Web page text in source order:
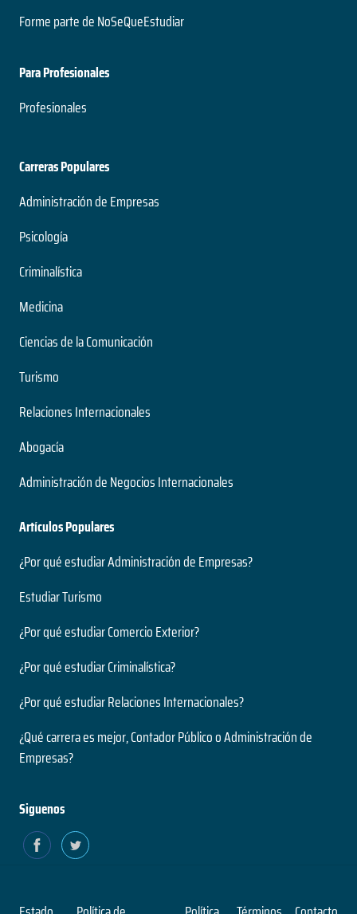
Forme parte de NoSeQueEstudiar
Para Profesionales
Profesionales
Carreras Populares
Administración de Empresas
Psicología
Criminalística
Medicina
Ciencias de la Comunicación
Turismo
Relaciones Internacionales
Abogacía
Administración de Negocios Internacionales
Artículos Populares
¿Por qué estudiar Administración de Empresas?
Estudiar Turismo
¿Por qué estudiar Comercio Exterior?
¿Por qué estudiar Criminalística?
¿Por qué estudiar Relaciones Internacionales?
¿Qué carrera es mejor, Contador Público o Administración de
Empresas?
Siguenos